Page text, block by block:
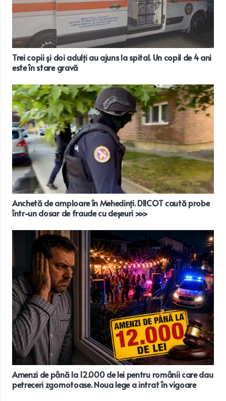
Trei copii și doi adulți au ajuns la spital. Un copil de 4 ani
este în stare gravă
Anchetă de amploare în Mehedinți. DIICOT caută probe
într-un dosar de fraude cu deșeuri >>>
Amenzi de până la 12.000 de lei pentru românii care dau
petreceri zgomotoase. Noua lege a intrat în vigoare